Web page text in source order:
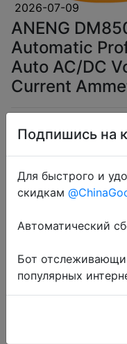
2026-07-09
ANENG
Automatic
Auto AC/DC
Current
Знижка монетками
Подпишись на
Для быстрого и
скидкам
Автоматический
Бот
популярных